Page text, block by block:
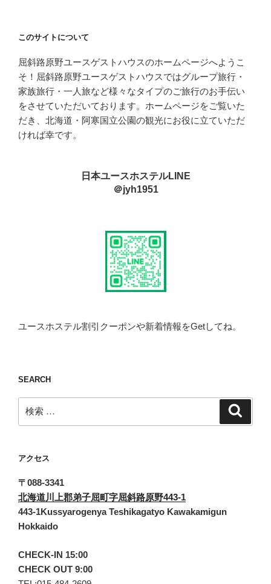
このサイトについて
屈斜路原野ユースゲストハウスのホームページへようこ
そ！屈斜路原野ユースゲストハウスではグループ旅行・
家族旅行・一人旅など様々なタイプのご旅行のお手伝い
をさせていただいております。ホームページをご覧いた
だき、北海道・阿寒国立公園の観光にお役に立ていただ
ければ幸です。
日本ユースホステルLINE
＠jyh1951
ユースホステル割引クーポンや新着情報をGetしてね。
SEARCH
索:
アクセス
〒088-3341
北海道川上郡弟子屈町字屈斜路原野443-1
443-1Kussyarogenya Teshikagatyo Kawakamigun
Hokkaido
CHECK-IN 15:00
CHECK OUT 9:00